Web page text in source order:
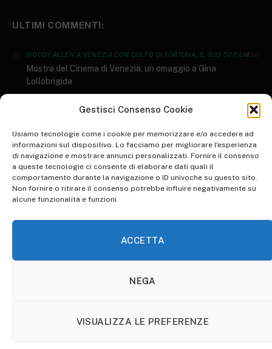
Gestisci Consenso Cookie
Usiamo tecnologie come i cookie per memorizzare e/o accedere ad
informazioni sul dispositivo. Lo facciamo per migliorare l'esperienza
di navigazione e mostrare annunci personalizzati. Fornire il consenso
a queste tecnologie ci consente di elaborare dati quali il
comportamento durante la navigazione o ID univoche su questo sito.
Non fornire o ritirare il consenso potrebbe influire negativamente su
alcune funzionalità e funzioni.
ACCETTA
NEGA
VISUALIZZA LE PREFERENZE
ULTIMI COMMENTI:
WOODY ALLEN A VENEZIA CON COLPO DI FORTUNA, IL SUO 50 FILM
Mostra del Cinema di Venezia, un omaggio a Gina
Lollobrigida
GENERI LETTERARI: AL SALONE DEL LIBRO ARRIVANO I DATI AIE 2023
I 10 libri più letti del 2022
WORLD ART DAY: RIFLESSIONE SULLO STATO DELL'ARTEsu
Inspire Your Heart with Art Day, una giornata d’arte
su
Guillermo Del Toro: la recensione​